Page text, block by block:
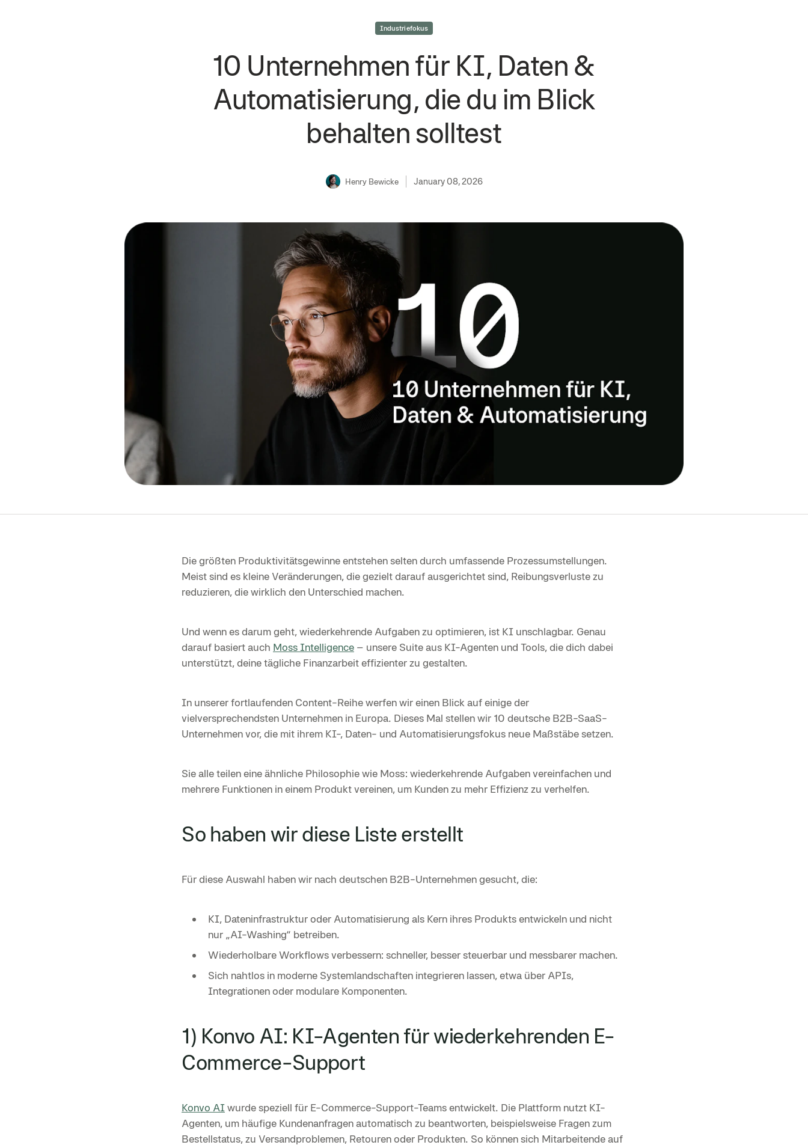
Industriefokus
10 Unternehmen für KI, Daten &
Automatisierung, die du im Blick
behalten solltest
Henry Bewicke January 08, 2026
Die größten Produktivitätsgewinne entstehen selten durch umfassende Prozessumstellungen.
Meist sind es kleine Veränderungen, die gezielt darauf ausgerichtet sind, Reibungsverluste zu
reduzieren, die wirklich den Unterschied machen.
Und wenn es darum geht, wiederkehrende Aufgaben zu optimieren, ist KI unschlagbar. Genau
darauf basiert auch Moss Intelligence – unsere Suite aus KI-Agenten und Tools, die dich dabei
unterstützt, deine tägliche Finanzarbeit effizienter zu gestalten.
In unserer fortlaufenden Content-Reihe werfen wir einen Blick auf einige der
vielversprechendsten Unternehmen in Europa. Dieses Mal stellen wir 10 deutsche B2B-SaaS-
Unternehmen vor, die mit ihrem KI-, Daten- und Automatisierungsfokus neue Maßstäbe setzen.
Sie alle teilen eine ähnliche Philosophie wie Moss: wiederkehrende Aufgaben vereinfachen und
mehrere Funktionen in einem Produkt vereinen, um Kunden zu mehr Effizienz zu verhelfen.
So haben wir diese Liste erstellt
Für diese Auswahl haben wir nach deutschen B2B-Unternehmen gesucht, die:
KI, Dateninfrastruktur oder Automatisierung als Kern ihres Produkts entwickeln und nicht
nur „AI-Washing“ betreiben.
Wiederholbare Workflows verbessern: schneller, besser steuerbar und messbarer machen.
Sich nahtlos in moderne Systemlandschaften integrieren lassen, etwa über APIs,
Integrationen oder modulare Komponenten.
1) Konvo AI: KI-Agenten für wiederkehrenden E-
Commerce-Support
Konvo AIwurde speziell für E-Commerce-Support-Teams entwickelt. Die Plattform nutzt KI-
Agenten, um häufige Kundenanfragen automatisch zu beantworten, beispielsweise Fragen zum
Bestellstatus, zu Versandproblemen, Retouren oder Produkten. So können sich Mitarbeitende auf